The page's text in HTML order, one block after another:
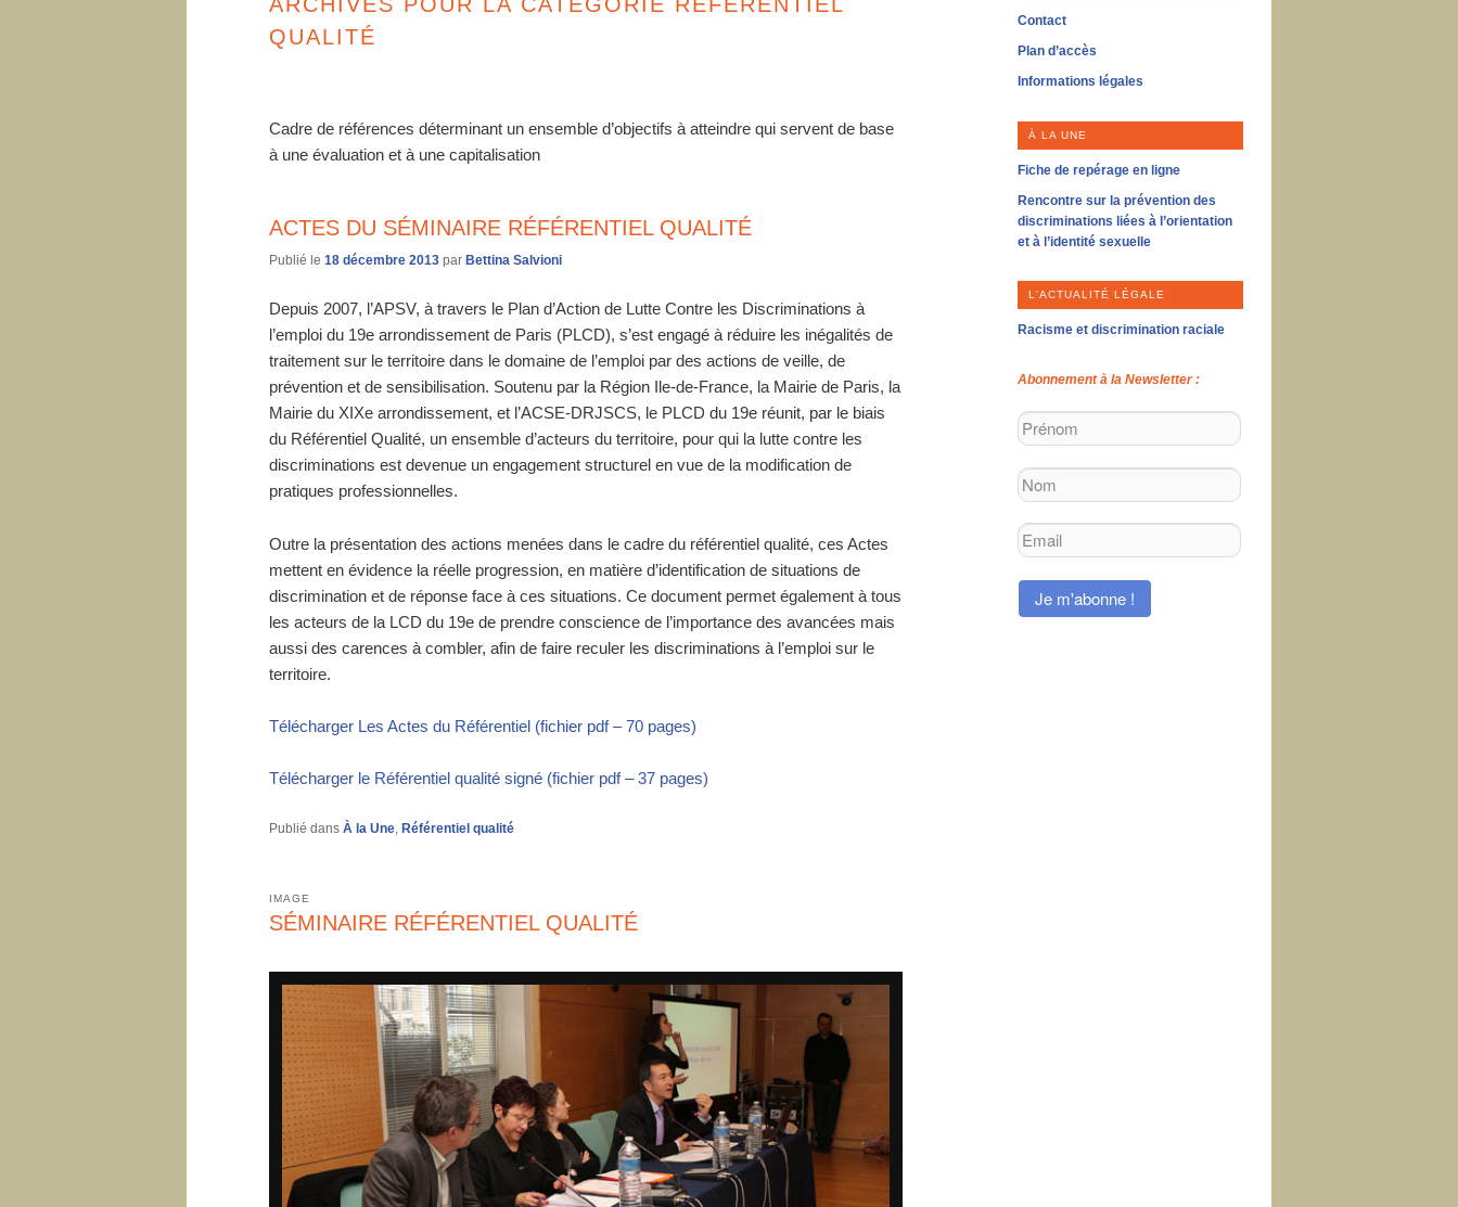
QUALITÉ
Cadre de références déterminant un ensemble d’objectifs à atteindre qui servent de base
à une évaluation et à une capitalisation
ACTES DU SÉMINAIRE RÉFÉRENTIEL QUALITÉ
Publié le 18 décembre 2013 par Bettina Salvioni
Depuis 2007, l’APSV, à travers le Plan d’Action de Lutte Contre les Discriminations à
l’emploi du 19e arrondissement de Paris (PLCD), s’est engagé à réduire les inégalités de
traitement sur le territoire dans le domaine de l’emploi par des actions de veille, de
prévention et de sensibilisation. Soutenu par la Région Ile-de-France, la Mairie de Paris, la
Mairie du XIXe arrondissement, et l’ACSE-DRJSCS, le PLCD du 19e réunit, par le biais
du Référentiel Qualité, un ensemble d’acteurs du territoire, pour qui la lutte contre les
discriminations est devenue un engagement structurel en vue de la modification de
pratiques professionnelles.
Outre la présentation des actions menées dans le cadre du référentiel qualité, ces Actes
mettent en évidence la réelle progression, en matière d’identification de situations de
discrimination et de réponse face à ces situations. Ce document permet également à tous
les acteurs de la LCD du 19e de prendre conscience de l’importance des avancées mais
aussi des carences à combler, afin de faire reculer les discriminations à l’emploi sur le
territoire.
Télécharger Les Actes du Référentiel (fichier pdf – 70 pages)
Télécharger le Référentiel qualité signé (fichier pdf – 37 pages)
Publié dans À la Une Référentiel qualité
SÉMINAIRE RÉFÉRENTIEL QUALITÉ
IMAGE
Contact
Plan d’accès
Informations légales
À LA UNE
Fiche de repérage en ligne
Rencontre sur la prévention des
discriminations liées à l’orientation
et à l’identité sexuelle
L'ACTUALITÉ LÉGALE
Racisme et discrimination raciale
Abonnement à la Newsletter :